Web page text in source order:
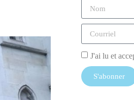
J'ai lu et
S'abonner